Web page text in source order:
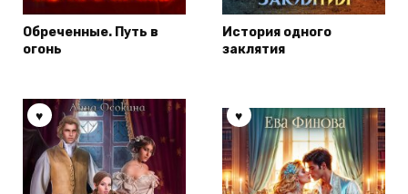
Обреченные. Путь в
огонь
История одного
заклятия